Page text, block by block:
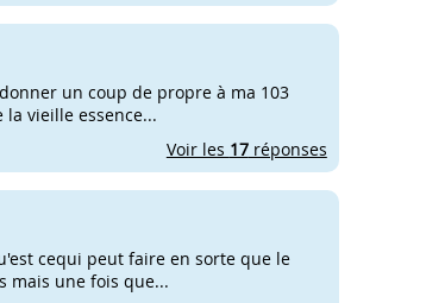
un coup de propre à ma 103
vieille essence...
Voir les 17réponses
cequi peut faire en sorte que le
mais une fois que...